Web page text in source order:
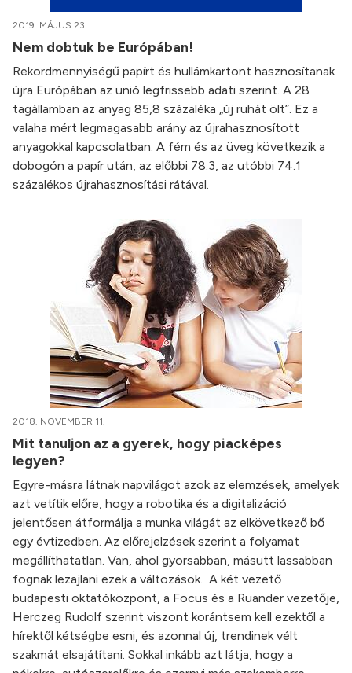
2019. MÁJUS 23.
Nem dobtuk be Európában!
Rekordmennyiségű papírt és hullámkartont hasznosítanak
újra Európában az unió legfrissebb adati szerint. A 28
tagállamban az anyag 85,8 százaléka „új ruhát ölt”. Ez a
valaha mért legmagasabb arány az újrahasznosított
anyagokkal kapcsolatban. A fém és az üveg következik a
dobogón a papír után, az előbbi 78.3, az utóbbi 74.1
százalékos újrahasznosítási rátával.
2018. NOVEMBER 11.
Mit tanuljon az a gyerek, hogy piacképes
legyen?
Egyre-másra látnak napvilágot azok az elemzések, amelyek
azt vetítik előre, hogy a robotika és a digitalizáció
jelentősen átformálja a munka világát az elkövetkező bő
egy évtizedben. Az előrejelzések szerint a folyamat
megállíthatatlan. Van, ahol gyorsabban, másutt lassabban
fognak lezajlani ezek a változások. A két vezető
budapesti oktatóközpont, a Focus és a Ruander vezetője,
Herczeg Rudolf szerint viszont korántsem kell ezektől a
hírektől kétségbe esni, és azonnal új, trendinek vélt
szakmát elsajátítani. Sokkal inkább azt látja, hogy a